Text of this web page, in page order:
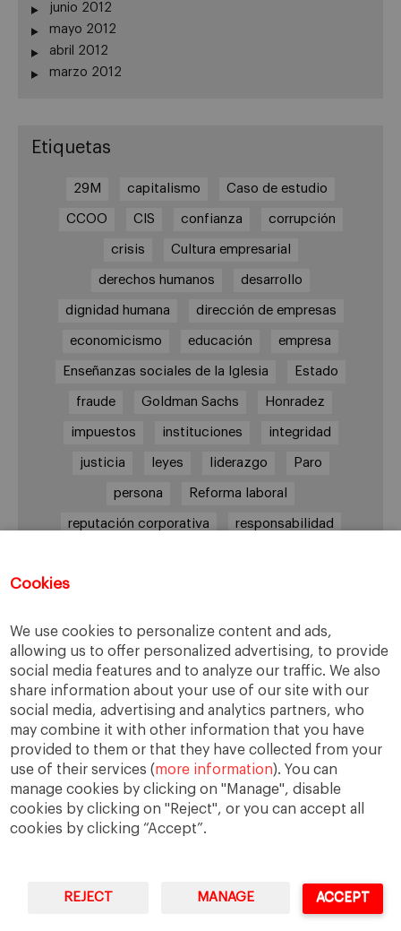
Cookies
We use cookies to personalize content and ads,
allowing us to offer personalized advertising, to provide
social media features and to analyze our traffic. We also
share information about your use of our site with our
social media, advertising and analytics partners, who
may combine it with other information that you have
provided to them or that they have collected from your
use of their services (more information). You can
manage cookies by clicking on "Manage", disable
cookies by clicking on "Reject", or you can accept all
cookies by clicking “Accept”.
REJECT MANAGE ACCEPT
junio 2012
mayo 2012
abril 2012
marzo 2012
Etiquetas
29M capitalismo Caso de estudio
CCOO CIS confianza corrupción
crisis Cultura empresarial
derechos humanos desarrollo
dignidad humana dirección de empresas
economicismo educación empresa
Enseñanzas sociales de la Iglesia Estado
fraude Goldman Sachs Honradez
impuestos instituciones integridad
justicia leyes liderazgo Paro
persona Reforma laboral
reputación corporativa responsabilidad
transparencia UGT Valores veracidad
virtudes Ética ética de la banca
ética empresarial
IESE Business School University of Navarra